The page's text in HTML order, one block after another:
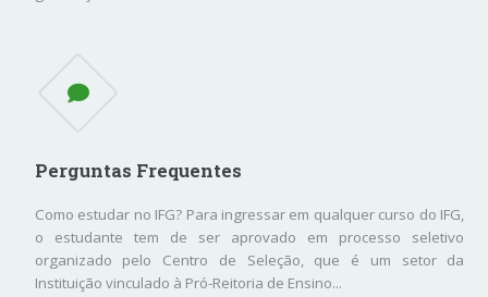
Perguntas Frequentes
Como estudar no IFG? Para ingressar em qualquer curso do IFG,
o estudante tem de ser aprovado em processo seletivo
organizado pelo Centro de Seleção, que é um setor da
Instituição vinculado à Pró-Reitoria de Ensino...